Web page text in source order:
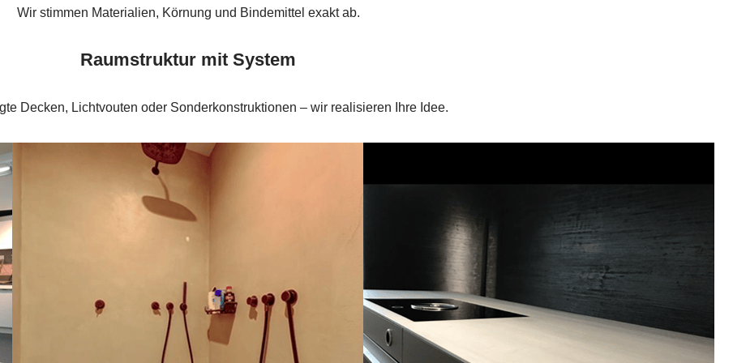
Wir stimmen Materialien, Körnung und Bindemittel exakt ab.
Raumstruktur mit System
Decken, Lichtvouten oder Sonderkonstruktionen – wir realisieren Ihre Idee.